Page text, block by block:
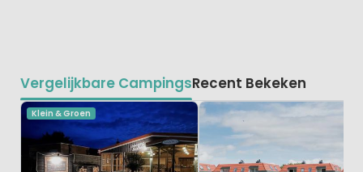
Vergelijkbare CampingsRecent Bekeken
Klein & Groen